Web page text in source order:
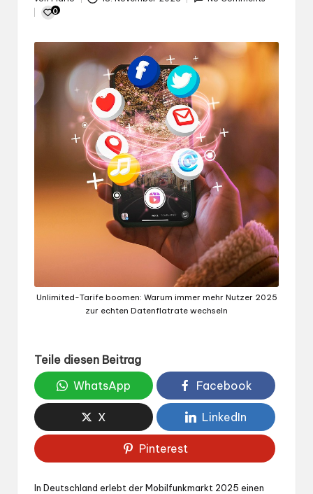
Gepostet
von
0
Unlimited-Tarife boomen: Warum immer mehr Nutzer 2025
zur echten Datenflatrate wechseln
Teile diesen Beitrag
WhatsApp
Facebook
X LinkedIn
Pinterest
In Deutschland erlebt der Mobilfunkmarkt 2025 einen